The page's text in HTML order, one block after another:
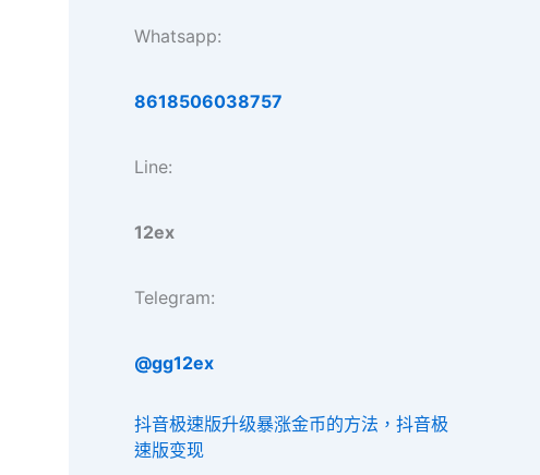
Whatsapp:
8618506038757
Line:
12ex
Telegram:
@gg12ex
抖音极速版升级暴涨金币的方法，抖音极
速版变现